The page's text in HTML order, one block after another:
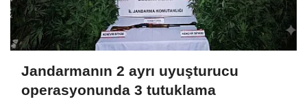
Jandarmanın 2 ayrı uyuşturucu
operasyonunda 3 tutuklama